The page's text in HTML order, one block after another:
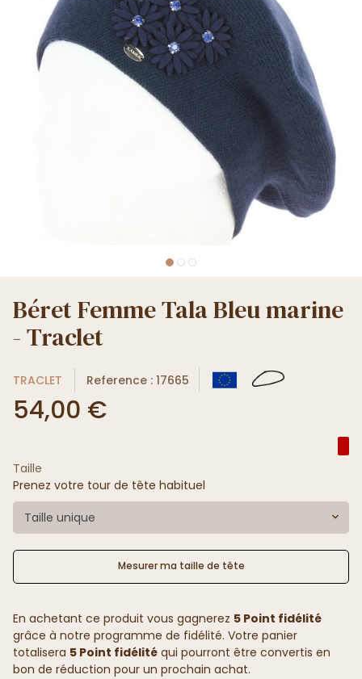
Béret Femme Tala Bleu marine
- Traclet
TRACLET Reference : 17665
54,00 €
Taille
Prenez votre tour de tête habituel
Taille unique
Mesurer ma taille de tête
En achetant ce produit vous gagnerez 5 Point fidélité
grâce à notre programme de fidélité. Votre panier
totalisera 5 Point fidélité qui pourront être convertis en
bon de réduction pour un prochain achat.